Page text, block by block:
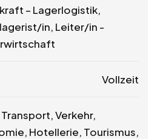
– Lagerlogistik,
in, Leiter/in -
Vollzeit
Verkehr,
Hotellerie, Tourismus,